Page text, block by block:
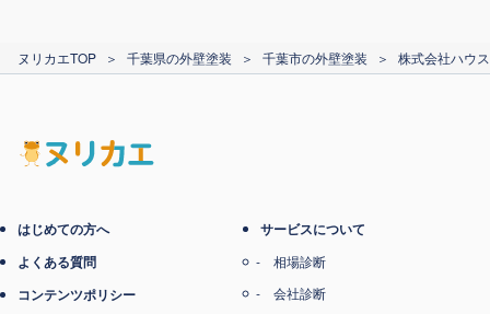
カード支払い
ヌリカエTOP ＞ 千葉県の外壁塗装 ＞ 千葉市の外壁塗装 ＞ 株式会社ハウ
はじめての方へ
よくある質問
コンテンツポリシー
サービスについて
相場診断
会社診断